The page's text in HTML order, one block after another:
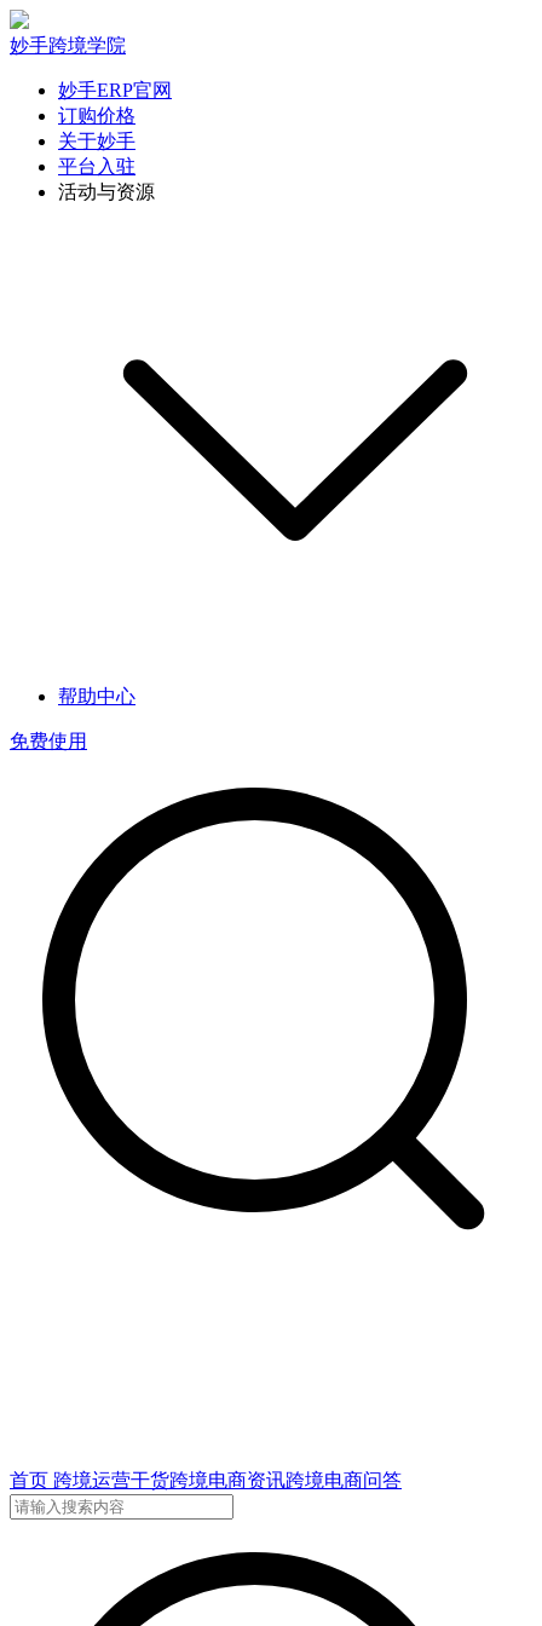
妙手跨境学院
妙手ERP官网
订购价格
关于妙手
平台入驻
活动与资源
帮助中心
免费使用
首页 跨境运营干货跨境电商资讯跨境电商问答